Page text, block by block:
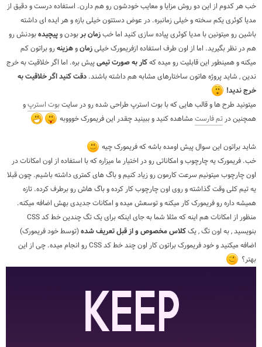
خب هر کدوم از این دو روش مزایا و معایب خودشون رو هم دارن. استفاده درست و دقیق از
مدیا کوئری یکم سخته و خیلی زمانبره. در عوض دستتون خیلی بازه و هر ایده ای داشته
باشین رو میتونین با مدیا کوئری پیاده سازی کنید اما خبزمان بر بودن وپیچیدهبودنش رو
هم در نظر بگیرید. اما از اون طرف استفاده ازفریمورک خیلیزمانوهزینهرو براتون کم
میکنه و همینطور این قابلیت رو میده کهکار به صورت تیمیپیش بره. اما اگر خلاقیت به خرج
ندین , شاید پروژه هاتون ساختارهای مشابه هم داشته باشند. دقت کنید اگر خلاقیت به
خرج ندید!
میتونید طرح ها و قالب هایی که با بوت استرپ طراحی شده رو در سایتبوت استرپو
همچنین در تم فارست مشاهده کنید و ببینید چقدر این فریمورک خوووبه
شاید براتون این سوال پیش اومده باشه که فریمورک چیه
خب. فریمورک یه چارچوب و امکاناتی رو در اختیار ما میزاره که با استفاده از اون امکانات در
اون چارچوب میتونیم سرعت کارمون رو زیاد کنیم و باگ های کمتری داشته باشیم. چون قبلا
یه تیم کلی وقت گذاشته و روی اون چارچوب کار کرده و باگ هاش رو برطرف کرده. تازه
همیشه داره رو فریمورک کار میکنه و توسعش میده و امکانات جدیدی بهش اضافه میکنه.
منظور از امکانات هم اینه که مثلا شما به جای اینکه برای یک تگ چندین خط کد CSS
بنویسید , به اون تگ , یککلاس مخصوص و از قبل تعریف شده(توسط خود فریمورک)
اضافه میکنید و خود فریمورک براتون کار اون چند خط کد CSS رو انجام میده. چی از این
بهتر؟